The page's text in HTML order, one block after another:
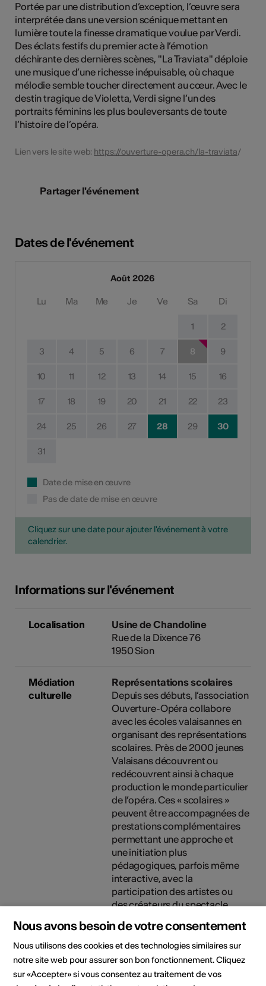
Portée par une distribution d’exception, l’œuvre sera
interprétée dans une version scénique mettant en
lumière toute la finesse dramatique voulue par Verdi.
Des éclats festifs du premier acte à l’émotion
déchirante des dernières scènes, "La Traviata" déploie
une musique d’une richesse inépuisable, où chaque
mélodie semble toucher directement au cœur. Avec le
destin tragique de Violetta, Verdi signe l’un des
portraits féminins les plus bouleversants de toute
l’histoire de l’opéra.
Lien vers le site web: https://ouverture-opera.ch/la-traviata/
Partager l'événement
Dates de l'événement
Août 2026
Lu Ma Me Je Ve Sa Di
1 2
3 4 5 6 7 8 9
10 11 12 13 14 15 16
17 18 19 20 21 22 23
24 25 26 27 28 29 30
31
Date de mise en œuvre
Pas de date de mise en œuvre
Cliquez sur une date pour ajouter l'événement à votre
calendrier.
Informations sur l'événement
Localisation
Usine de Chandoline
Rue de la Dixence 76
1950 Sion
Médiation
culturelle
Représentations scolaires
Depuis ses débuts, l’association
Ouverture-Opéra collabore
avec les écoles valaisannes en
organisant des représentations
scolaires. Près de 2000 jeunes
Valaisans découvrent ou
redécouvrent ainsi à chaque
production le monde particulier
de l’opéra. Ces « scolaires »
peuvent être accompagnées de
prestations complémentaires
permettant une approche et
une initiation plus
pédagogiques, parfois même
interactive, avec la
participation des artistes ou
des créateurs du spectacle.
28.08.2026, 19:30 -
23.09.2026, 19:30
Organisateur
Association Ouverture-Opéra
Nous avons besoin de votre consentement
Nous utilisons des cookies et des technologies similaires sur
notre site web pour assurer son bon fonctionnement. Cliquez
sur «Accepter» si vous consentez au traitement de vos